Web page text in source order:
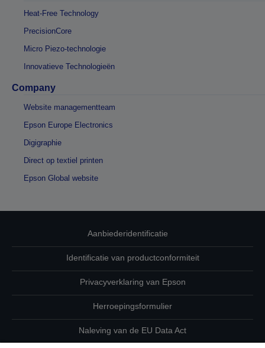
Heat-Free Technology
PrecisionCore
Micro Piezo-technologie
Innovatieve Technologieën
Company
Website managementteam
Epson Europe Electronics
Digigraphie
Direct op textiel printen
Epson Global website
Aanbiederidentificatie
Identificatie van productconformiteit
Privacyverklaring van Epson
Herroepingsformulier
Naleving van de EU Data Act